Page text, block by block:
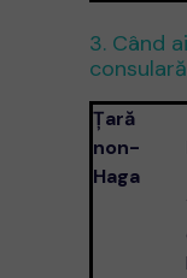
3. Când
Țară
non-
Haga